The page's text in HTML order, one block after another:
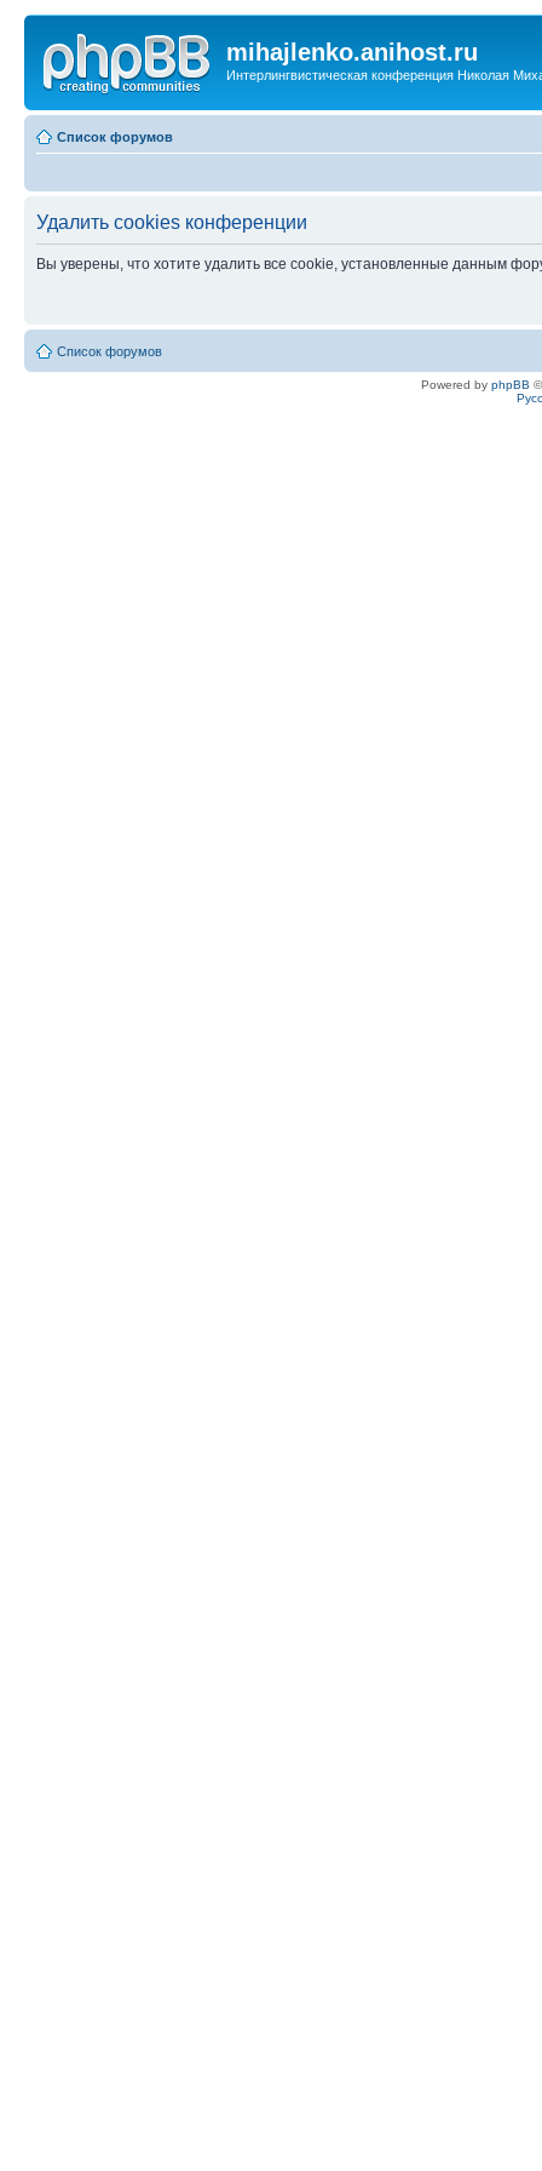
mihajlenko.anihost.ru
Интерлингвистическая конференция Николая
Список форумов
Удалить cookies конференции
Вы уверены, что хотите удалить все cookie, установленные данным
Список форумов
Powered by phpBB